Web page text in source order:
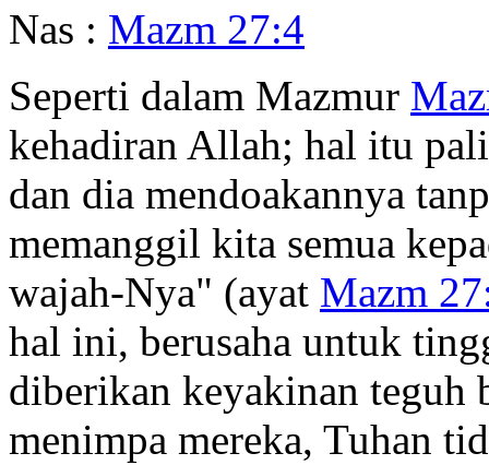
Nas : Mazm 27:4
Seperti dalam Mazmur
kehadiran Allah; hal itu
dan dia mendoakannya
memanggil kita semua
wajah-Nya" (ayat Mazm
hal ini, berusaha untuk
diberikan keyakinan teguh
menimpa mereka, Tuhan